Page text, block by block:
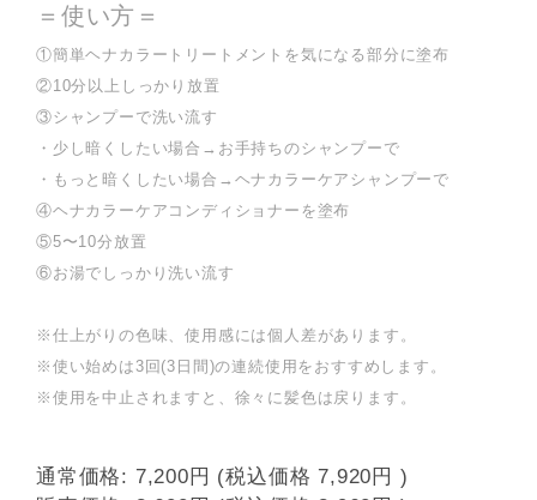
＝使い方＝
①簡単ヘナカラートリートメントを気になる部分に塗布
②10分以上しっかり放置
③シャンプーで洗い流す
・少し暗くしたい場合→お手持ちのシャンプーで
・もっと暗くしたい場合→ヘナカラーケアシャンプーで
④ヘナカラーケアコンディショナーを塗布
⑤5〜10分放置
⑥お湯でしっかり洗い流す
※仕上がりの色味、使用感には個人差があります。
※使い始めは3回(3日間)の連続使用をおすすめします。
※使用を中止されますと、徐々に髪色は戻ります。
通常価格: 7,200円 (税込価格 7,920円 )